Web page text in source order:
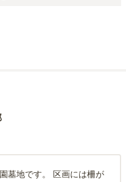
墓地です。 区画には柵が